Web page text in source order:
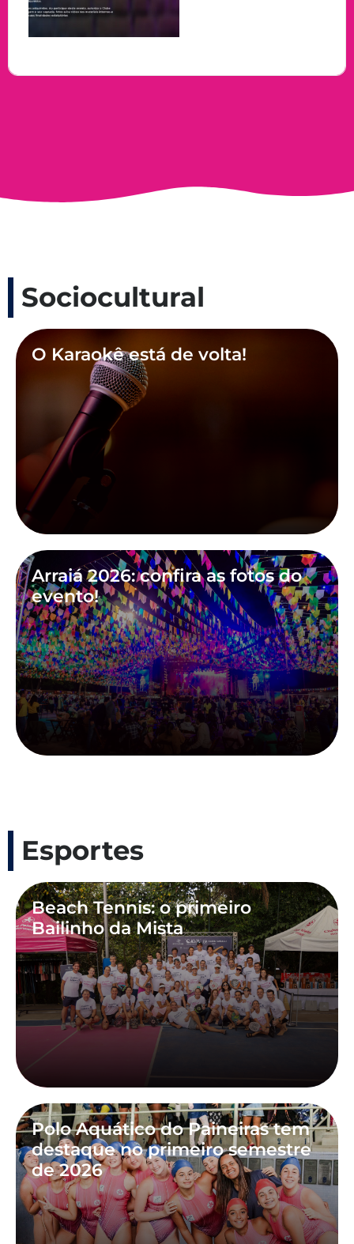
Sociocultural
O Karaokê está de volta!
Arraiá 2026: confira as fotos do
evento!
Esportes
Beach Tennis: o primeiro
Bailinho da Mista
Polo Aquático do Paineiras tem
destaque no primeiro semestre
de 2026